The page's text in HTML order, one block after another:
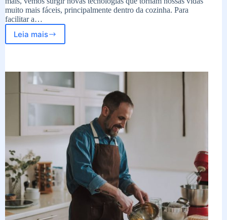
muito mais fáceis, principalmente dentro da cozinha. Para
facilitar a…
Leia mais
Cozinha
que
deixam
sua
vida
prática